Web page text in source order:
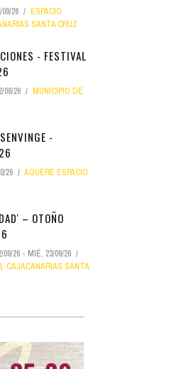
26
ESPACIO
SANTA CRUZ
- FESTIVAL
08/26
MUNICIPIO DE
-
26
AGUERE ESPACIO
– OTOÑO
09/26 - MIÉ, 23/09/26
CAJACANARIAS SANTA